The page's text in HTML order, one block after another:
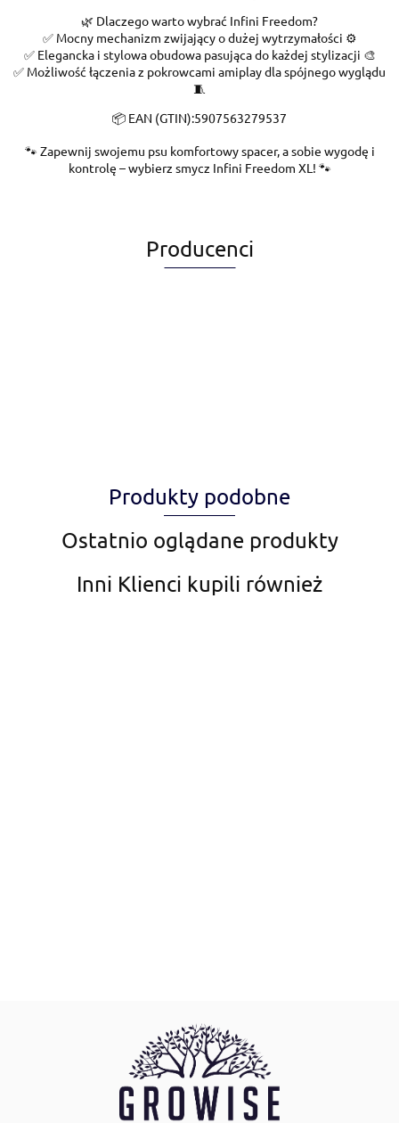
🌿 Dlaczego warto wybrać Infini Freedom?
✅ Mocny mechanizm zwijający o dużej wytrzymałości ⚙️
✅ Elegancka i stylowa obudowa pasująca do każdej stylizacji 🎨
✅ Możliwość łączenia z pokrowcami amiplay dla spójnego wyglądu
🧵
📦 EAN (GTIN):5907563279537
🐾 Zapewnij swojemu psu komfortowy spacer, a sobie wygodę i
kontrolę – wybierz smycz Infini Freedom XL! 🐾
Producenci
Amiplay
AquaGlass
Produkty podobne
Ostatnio oglądane produkty
Inni Klienci kupili również